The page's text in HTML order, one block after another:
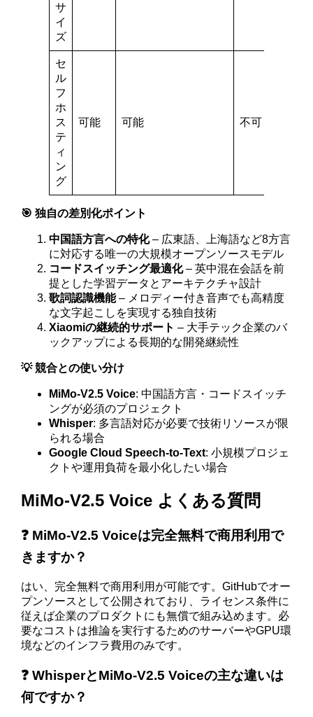
サ
イ
ズ
セ
ル
フ
ホ
ス
テ
ィ
ン
グ
可能 可能 不可
🎯 独自の差別化ポイント
中国語方言への特化– 広東語、上海語など8方言
に対応する唯一の大規模オープンソースモデル
コードスイッチング最適化– 英中混在会話を前
提とした学習データとアーキテクチャ設計
歌詞認識機能– メロディー付き音声でも高精度
な文字起こしを実現する独自技術
Xiaomiの継続的サポート – 大手テック企業のバ
ックアップによる長期的な開発継続性
💡 競合との使い分け
MiMo-V2.5 Voice: 中国語方言・コードスイッチ
ングが必須のプロジェクト
Whisper: 多言語対応が必要で技術リソースが限
られる場合
Google Cloud Speech-to-Text: 小規模プロジェ
クトや運用負荷を最小化したい場合
MiMo-V2.5 Voice よくある質問
❓ MiMo-V2.5 Voiceは完全無料で商用利用で
きますか？
はい、完全無料で商用利用が可能です。GitHubでオー
プンソースとして公開されており、ライセンス条件に
従えば企業のプロダクトにも無償で組み込めます。必
要なコストは推論を実行するためのサーバーやGPU環
境などのインフラ費用のみです。
❓ WhisperとMiMo-V2.5 Voiceの主な違いは
何ですか？